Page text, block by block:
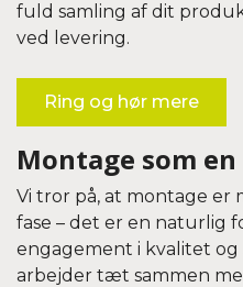
fuld samling af dit
ved levering.
Ring og hør mere
Montage som
Vi tror på, at montage er
fase – det er en naturlig
engagement i kvalitet og
arbejder tæt sammen